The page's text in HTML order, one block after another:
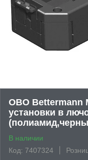
OBO Bettermann
установки в
В наличии
Код: 7407324